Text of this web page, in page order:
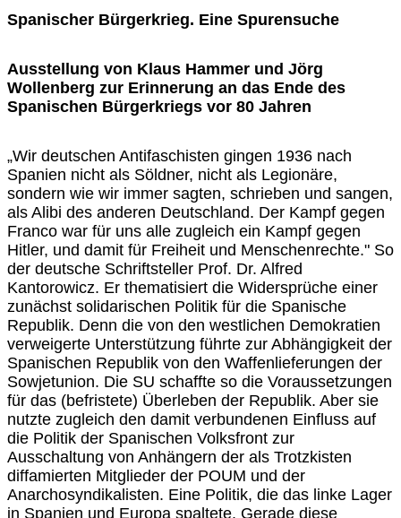
Spanischer Bürgerkrieg. Eine Spurensuche
Ausstellung von Klaus Hammer und Jörg
Wollenberg zur Erinnerung an das Ende des
Spanischen Bürgerkriegs vor 80 Jahren
„Wir deutschen Antifaschisten gingen 1936 nach
Spanien nicht als Söldner, nicht als Legionäre,
sondern wie wir immer sagten, schrieben und sangen,
als Alibi des anderen Deutschland. Der Kampf gegen
Franco war für uns alle zugleich ein Kampf gegen
Hitler, und damit für Freiheit und Menschenrechte." So
der deutsche Schriftsteller Prof. Dr. Alfred
Kantorowicz. Er thematisiert die Widersprüche einer
zunächst solidarischen Politik für die Spanische
Republik. Denn die von den westlichen Demokratien
verweigerte Unterstützung führte zur Abhängigkeit der
Spanischen Republik von den Waffenlieferungen der
Sowjetunion. Die SU schaffte so die Voraussetzungen
für das (befristete) Überleben der Republik. Aber sie
nutzte zugleich den damit verbundenen Einfluss auf
die Politik der Spanischen Volksfront zur
Ausschaltung von Anhängern der als Trotzkisten
diffamierten Mitglieder der POUM und der
Anarchosyndikalisten. Eine Politik, die das linke Lager
in Spanien und Europa spaltete. Gerade diese